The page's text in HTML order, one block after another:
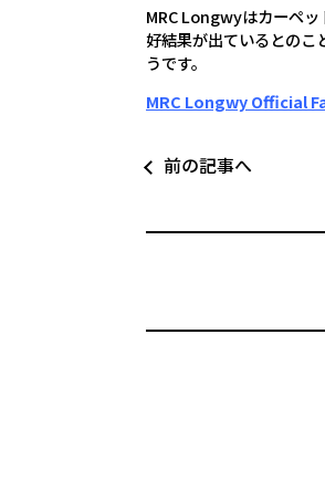
MRC Longwyはカーペッ
好結果が出ているとのこ
うです。
MRC Longwy Official
前の記事へ